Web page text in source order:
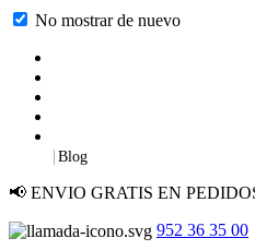
No mostrar de nuevo
|Blog
📢 ENVIO GRATIS EN
952 36 35 00